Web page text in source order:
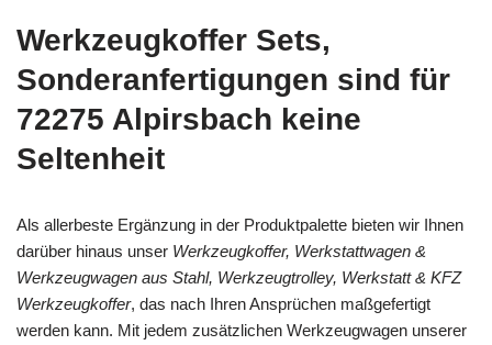
Werkzeugkoffer Sets,
Sonderanfertigungen sind für
72275 Alpirsbach keine
Seltenheit
Als allerbeste Ergänzung in der Produktpalette bieten wir Ihnen
darüber hinaus unser Werkzeugkoffer, Werkstattwagen &
Werkzeugwagen aus Stahl, Werkzeugtrolley, Werkstatt & KFZ
Werkzeugkoffer, das nach Ihren Ansprüchen maßgefertigt
werden kann. Mit jedem zusätzlichen Werkzeugwagen unserer